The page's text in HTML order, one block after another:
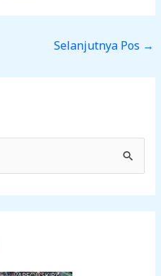
Selanjutnya Pos →